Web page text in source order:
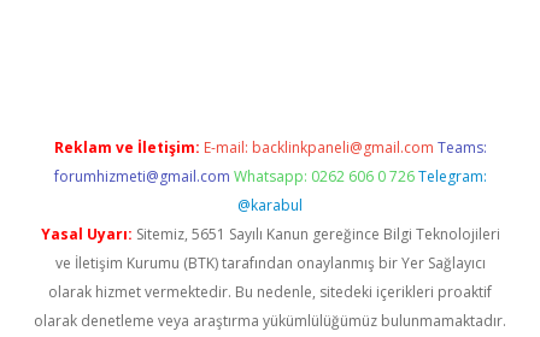
Reklam ve İletişim: E-mail: backlinkpaneli@gmail.com Teams:
forumhizmeti@gmail.com Whatsapp: 0262 606 0 726 Telegram:
@karabul
Yasal Uyarı: Sitemiz, 5651 Sayılı Kanun gereğince Bilgi Teknolojileri
ve İletişim Kurumu (BTK) tarafından onaylanmış bir Yer Sağlayıcı
olarak hizmet vermektedir. Bu nedenle, sitedeki içerikleri proaktif
olarak denetleme veya araştırma yükümlülüğümüz bulunmamaktadır.